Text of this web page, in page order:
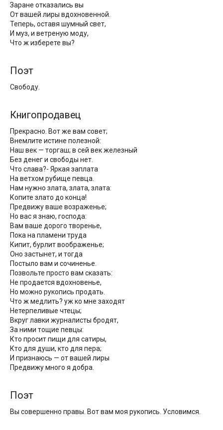
Заране отказались вы
От вашей лиры вдохновенной.
Теперь, оставя шумный свет,
И муз, и ветреную моду,
Что ж изберете вы?
Поэт
Свободу.
Книгопродавец
Прекрасно. Вот же вам совет;
Внемлите истине полезной:
Наш век — торгаш; в сей век железный
Без денег и свободы нет.
Что слава?- Яркая заплата
На ветхом рубище певца.
Нам нужно злата, злата, злата:
Копите злато до конца!
Предвижу ваше возраженье;
Но вас я знаю, господа:
Вам ваше дорого творенье,
Пока на пламени труда
Кипит, бурлит воображенье;
Оно застынет, и тогда
Постыло вам и сочиненье.
Позвольте просто вам сказать:
Не продается вдохновенье,
Но можно рукопись продать.
Что ж медлить? уж ко мне заходят
Нетерпеливые чтецы;
Вкруг лавки журналисты бродят,
За ними тощие певцы:
Кто просит пищи для сатиры,
Кто для души, кто для пера;
И признаюсь — от вашей лиры
Предвижу много я добра.
Поэт
Вы совершенно правы. Вот вам моя рукопись. Условимся.